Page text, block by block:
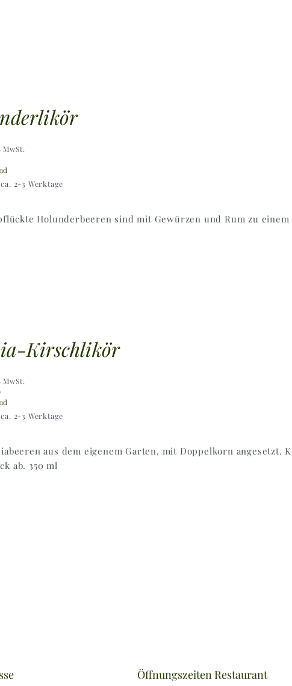
MwSt.
2-3 Werktage
Holunderbeeren sind mit Gewürzen und Rum zu
Kirschlikör
MwSt.
2-3 Werktage
aus dem eigenem Garten, mit Doppelkorn
ab. 350 ml
Öffnungszeiten Restaurant